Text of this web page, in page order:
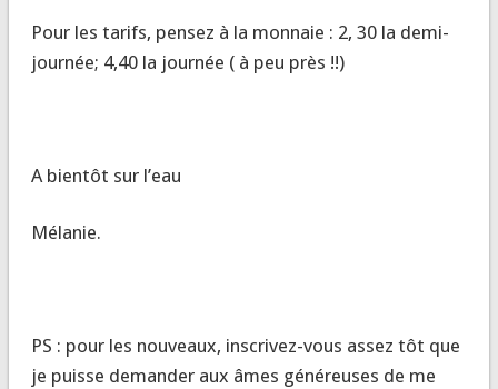
Pour les tarifs, pensez à la monnaie : 2, 30 la demi-
journée; 4,40 la journée ( à peu près !!)
A bientôt sur l’eau
Mélanie.
PS : pour les nouveaux, inscrivez-vous assez tôt que
je puisse demander aux âmes généreuses de me